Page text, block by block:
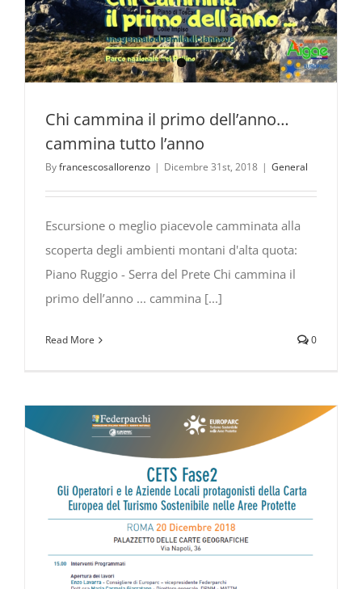
Chi cammina il primo dell’anno…
cammina tutto l’anno
Byfrancescosallorenzo | Dicembre 31st, 2018 | General
Escursione o meglio piacevole camminata alla
scoperta degli ambienti montani d'alta quota:
Piano Ruggio - Serra del Prete Chi cammina il
primo dell’anno ... cammina [...]
Read More 0